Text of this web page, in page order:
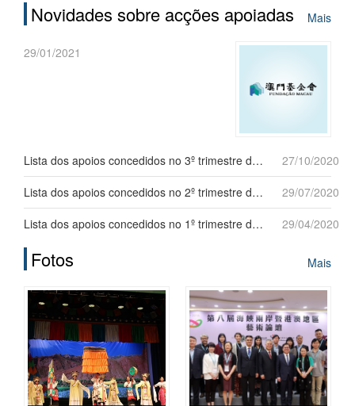
comunitárias” e “intercâmbios” (1.ª
fase), para o ano de 2026, decorrerão,
dia 7 de Julho. A Fundação Macau
mais de xxx representantes de
associações interessadas.
Novidades sobre acções apoiadas Mais
29/01/2021
Lista dos apoios concedidos no 3º trimestre de 2020
27/10/2020
Lista dos apoios concedidos no 2º trimestre de 2020
29/07/2020
Lista dos apoios concedidos no 1º trimestre de 2020
29/04/2020
Fotos Mais